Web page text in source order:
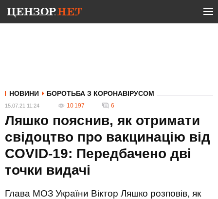
НОВИНИ БОРОТЬБА З КОРОНАВІРУСОМ
15.07.21 11:24 10 197 6
Ляшко пояснив, як отримати
свідоцтво про вакцинацію від
COVID-19: Передбачено дві
точки видачі
Глава МОЗ України Віктор Ляшко розповів, як